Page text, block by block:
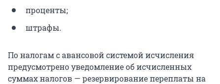
проценты;
штрафы.
По налогам с авансовой системой исчисления
предусмотрено уведомление об исчисленных
суммах налогов — резервирование переплаты на